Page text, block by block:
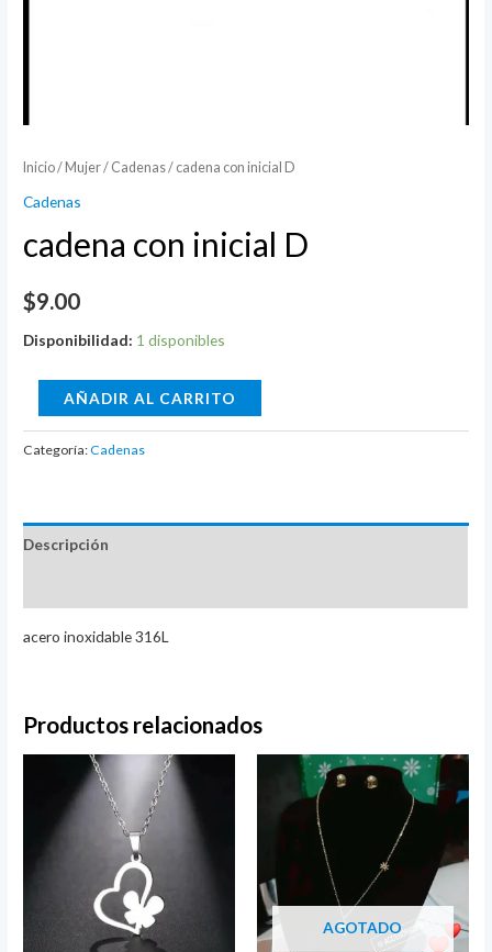
Inicio/ Mujer/ Cadenas/ cadena con inicial D
Cadenas
cadena con inicial D
$9.00
Disponibilidad: 1 disponibles
cadena
con
inicial
AÑADIR AL CARRITO
Categoría:Cadenas
Descripción
acero inoxidable 316L
Productos relacionados
AGOTADO